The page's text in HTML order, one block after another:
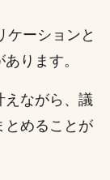
ケーションと
ります。
えながら、議
とめることが